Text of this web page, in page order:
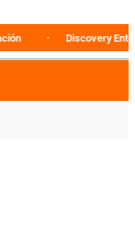
Discovery Enterprise